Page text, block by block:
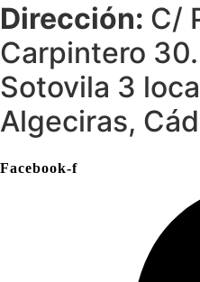
Dirección: C/
Carpintero
Sotovila 3
Algeciras,
Facebook-f